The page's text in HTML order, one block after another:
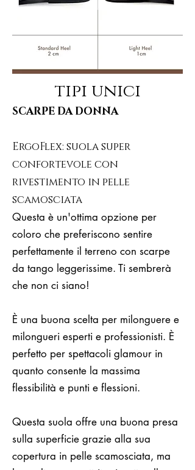
tipi unici
SCARPE DA DONNA
ErgoFlex: suola super
confortevole con
rivestimento in pelle
scamosciata
Questa è un'ottima opzione per
coloro che preferiscono sentire
perfettamente il terreno con scarpe
da tango leggerissime. Ti sembrerà
che non ci siano!
È una buona scelta per milonguere e
milongueri esperti e professionisti. È
perfetto per spettacoli glamour in
quanto consente la massima
flessibilità e punti e flessioni.
Questa suola offre una buona presa
sulla superficie grazie alla sua
copertura in pelle scamosciata, ma